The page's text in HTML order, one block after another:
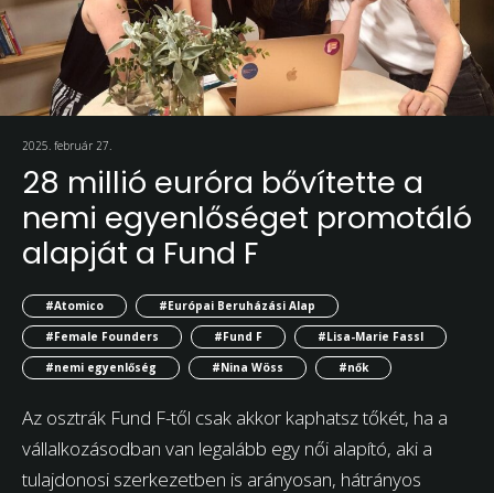
2025. február 27.
28 millió euróra bővítette a
nemi egyenlőséget promotáló
alapját a Fund F
#Atomico
#Európai Beruházási Alap
#Female Founders
#Fund F
#Lisa-Marie Fassl
#nemi egyenlőség
#Nina Wöss #nők
Az osztrák Fund F-től csak akkor kaphatsz tőkét, ha a
vállalkozásodban van legalább egy női alapító, aki a
tulajdonosi szerkezetben is arányosan, hátrányos